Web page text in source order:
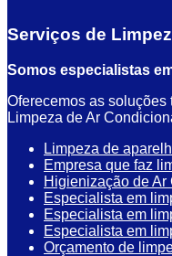
Serviços de
Somos especialistas
Oferecemos as
Limpeza de Ar
Limpeza de
Empresa que faz
Higienização de Ar
Especialista em
Especialista em
Especialista em
Orçamento de